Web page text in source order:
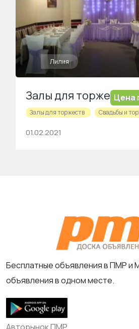
Лилия
Цена
Залы для торжеств.
Залы для торжеств Свадьбы и
01.02.2021
Бесплатные объявления в ПМР и
объявления в одном месте.
Авторынок ПМР